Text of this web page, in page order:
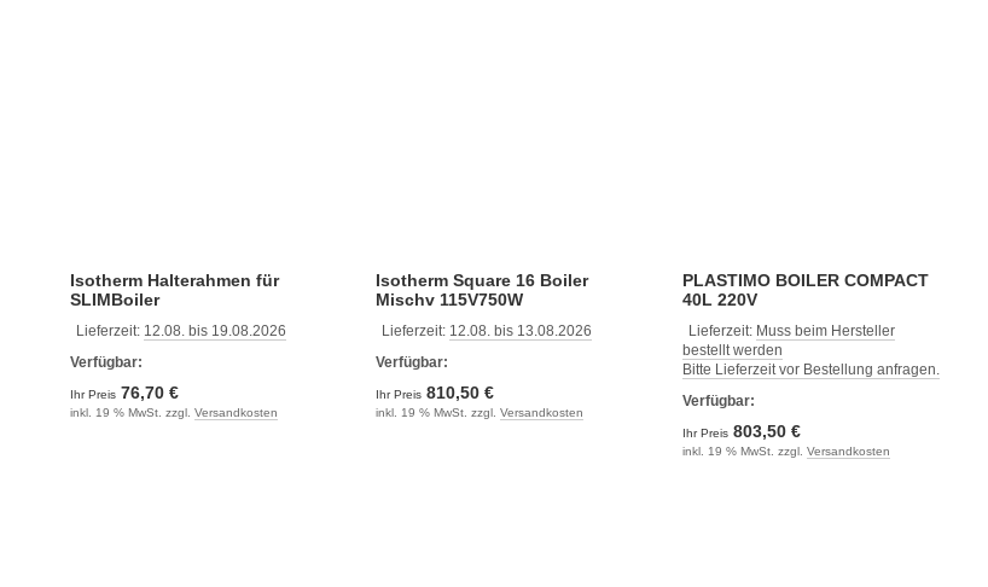
Isotherm Halterahmen für
SLIMBoiler
Lieferzeit: 12.08. bis 19.08.2026
Verfügbar:
Ihr Preis 76,70 €
inkl. 19 % MwSt. zzgl. Versandkosten
Isotherm Square 16 Boiler
Mischv 115V750W
Lieferzeit: 12.08. bis 13.08.2026
Verfügbar:
Ihr Preis 810,50 €
inkl. 19 % MwSt. zzgl. Versandkosten
PLASTIMO BOILER COMPACT
40L 220V
Lieferzeit: Muss beim Hersteller
bestellt werden
Bitte Lieferzeit vor Bestellung anfragen.
Verfügbar:
Ihr Preis 803,50 €
inkl. 19 % MwSt. zzgl. Versandkosten